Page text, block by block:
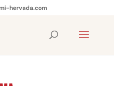
hervada.com